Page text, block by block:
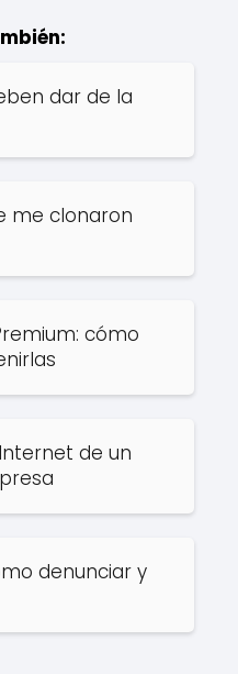
dar de la
me clonaron
cómo
de un
denunciar y